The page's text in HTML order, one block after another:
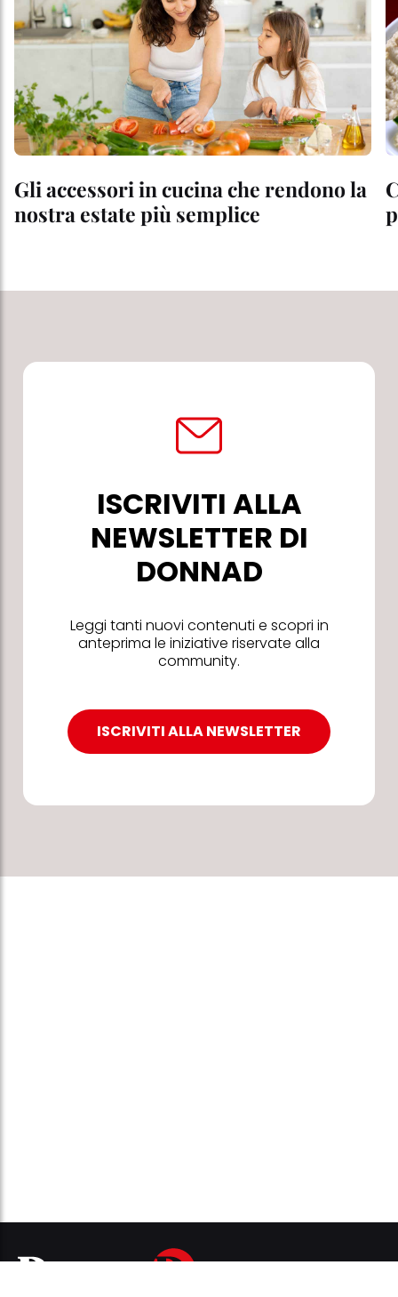
Gli accessori in cucina che rendono la
nostra estate più semplice
ISCRIVITI ALLA
NEWSLETTER DI
DONNAD
Leggi tanti nuovi contenuti e scopri in
anteprima le iniziative riservate alla
community.
ISCRIVITI ALLA NEWSLETTER